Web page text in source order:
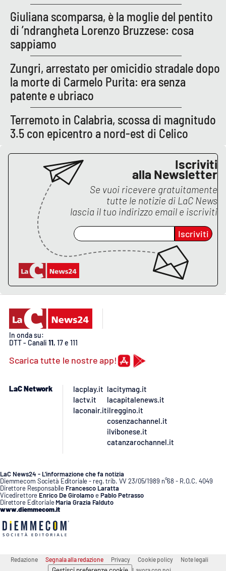
Eventi
Food
Storie
LAC
NETWORK
Lacplay.it
Laconair.it
Lacitymag.it
Lacapitalenews.it
Ilreggino.it
Cosenzachannel.it
Catanzarochannel.it
APP
Android
Giuliana scomparsa, è la moglie del pentito
di ’ndrangheta Lorenzo Bruzzese: cosa
sappiamo
Zungri, arrestato per omicidio stradale dopo
la morte di Carmelo Purita: era senza
patente e ubriaco
Terremoto in Calabria, scossa di magnitudo
3.5 con epicentro a nord-est di Celico
Iscriviti
alla Newsletter
Se vuoi ricevere gratuitamente
tutte le notizie di LaC News
lascia il tuo indirizzo email e iscriviti
Iscriviti
In onda su:
DTT - Canali 11, 17 e 111
Scarica tutte le nostre app!
LaC Network
lacplay.it
lactv.it
laconair.it
lacitymag.it
lacapitalenews.it
ilreggino.it
cosenzachannel.it
ilvibonese.it
catanzarochannel.it
LaC News24 - L’informazione che fa notizia
Diemmecom Società Editoriale - reg. trib. VV 23/05/1989 n°68 - R.O.C. 4049
Direttore Responsabile Francesco Laratta
Vicedirettore Enrico De GirolamoePablo Petrasso
Direttore Editoriale Maria Grazia Falduto
www.diemmecom.it
Redazione Segnala alla redazione Privacy Cookie policy Note legali